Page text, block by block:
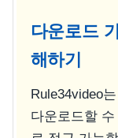
다운로드
해하기
Rule34video
다운로드할